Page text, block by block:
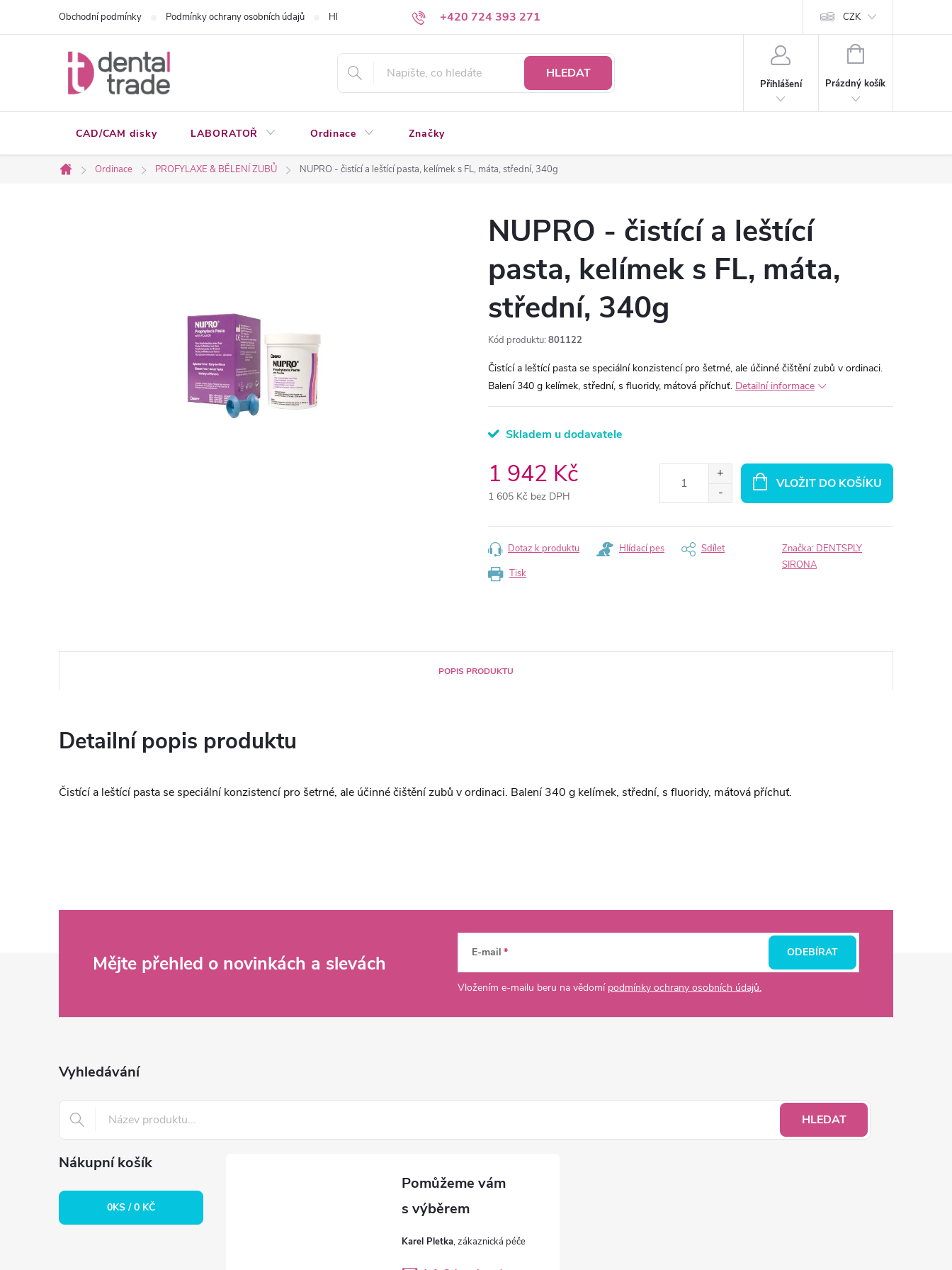
+420 724 393 271
Obchodní podmínky Podmínky ochrany osobních údajů Hledáte a nenacházíte? Napište nám CZK
HLEDAT
Přihlášení
NÁKUPNÍ
Prázdný košík
CAD/CAM disky LABORATOŘ Ordinace Značky
Domů
Ordinace PROFYLAXE & BĚLENÍ ZUBŮ NUPRO - čistící a leštící pasta, kelímek s FL, máta, střední, 340g
NUPRO - čistící a leštící
pasta, kelímek s FL, máta,
střední, 340g
Kód produktu: 801122
Čistící a leštící pasta se speciální konzistencí pro šetrné, ale účinné čištění zubů v ordinaci.
Balení 340 g kelímek, střední, s fluoridy, mátová příchuť. Detailní informace
Skladem u dodavatele
1 942 Kč
1 605 Kč bez DPH
cena:
VLOŽIT DO KOŠÍKU
Tisk
Dotaz k produktu Hlídací pes Sdílet Značka: DENTSPLY
SIRONA
POPIS PRODUKTU
Detailní popis produktu
Čistící a leštící pasta se speciální konzistencí pro šetrné, ale účinné čištění zubů v ordinaci. Balení 340 g kelímek, střední, s fluoridy, mátová příchuť.
Mějte přehled o novinkách a slevách E-mail
Vložením e-mailu beru na vědomí podmínky ochrany osobních údajů.
ODEBÍRAT
Vyhledávání
HLEDAT
Nákupní košík
0KS /0 KČ
Karel Pletka